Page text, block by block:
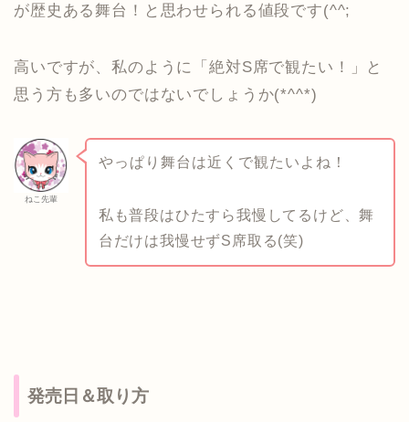
が歴史ある舞台！と思わせられる値段です(^^;
高いですが、私のように「絶対S席で観たい！」と
思う方も多いのではないでしょうか(*^^*)
ねこ先輩
やっぱり舞台は近くで観たいよね！
私も普段はひたすら我慢してるけど、舞
台だけは我慢せずS席取る(笑)
発売日＆取り方